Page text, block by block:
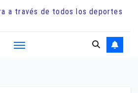
a través de todos los deportes